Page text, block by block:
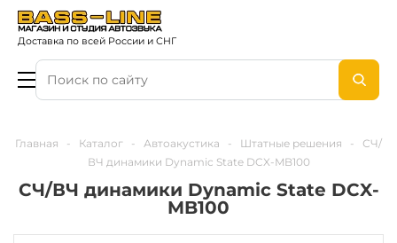
Доставка по всей России и СНГ
Главная - Каталог - Автоакустика - Штатные решения -
СЧ/
ВЧ динамики Dynamic State DCX-MB100
СЧ/ВЧ динамики Dynamic State DCX-
MB100